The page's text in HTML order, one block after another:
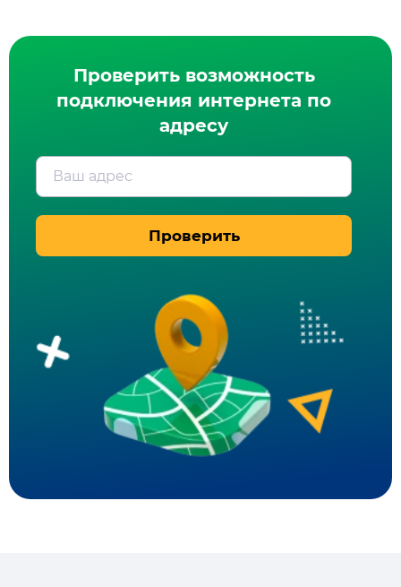
Проверить возможность
подключения интернета по
адресу
Ваш адрес
Проверить